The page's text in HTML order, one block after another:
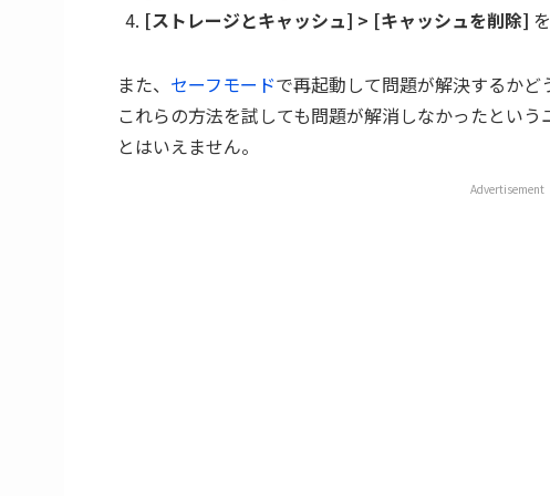
[ストレージとキャッシュ] > [キャッシュを削除]
また、 セーフモードで再起動して問題が解決するかど
これらの方法を試しても問題が解消しなかったとい
とはいえません。
Advertisement